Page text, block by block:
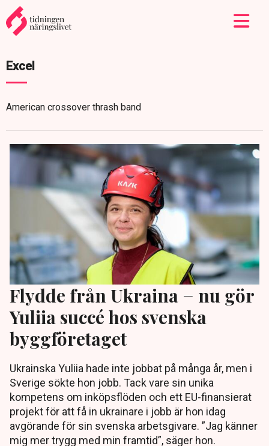
Excel
American crossover thrash band
Flydde från Ukraina − nu gör
Yuliia succé hos svenska
byggföretaget
Ukrainska Yuliia hade inte jobbat på många år, men i
Sverige sökte hon jobb. Tack vare sin unika
kompetens om inköpsflöden och ett EU-finansierat
projekt för att få in ukrainare i jobb är hon idag
avgörande för sin svenska arbetsgivare. ”Jag känner
mig mer trygg med min framtid”, säger hon.